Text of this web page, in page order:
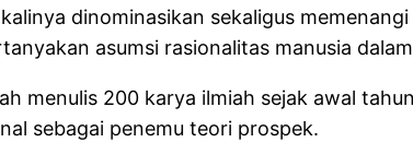
dinominasikan sekaligus
asumsi rasionalitas manusia
menulis 200 karya ilmiah sejak awal
sebagai penemu teori prospek.